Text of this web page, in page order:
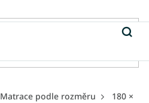
Matrace podle rozměru
180 ×